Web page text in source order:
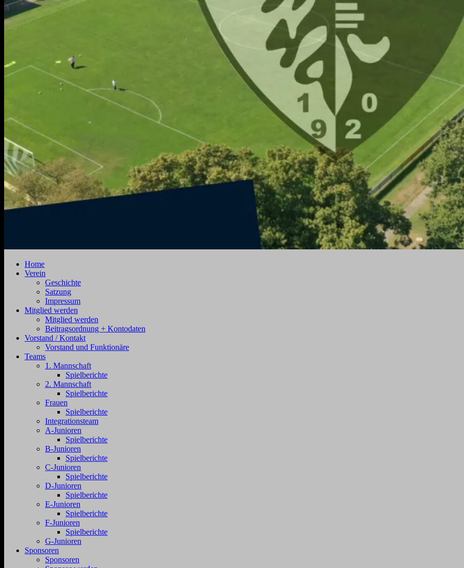
Zehdenick
Jahnstraße
Zehdenick
Home
Verein
Geschichte
Satzung
Impressum
Mitglied werden
Mitglied werden
Beitragsordnung + Kontodaten
Vorstand / Kontakt
Vorstand und Funktionäre
Teams
1. Mannschaft
Spielberichte
2. Mannschaft
Spielberichte
Frauen
Spielberichte
Integrationsteam
A-Junioren
Spielberichte
B-Junioren
Spielberichte
C-Junioren
Spielberichte
D-Junioren
Spielberichte
E-Junioren
Spielberichte
F-Junioren
Spielberichte
G-Junioren
Sponsoren
Sponsoren